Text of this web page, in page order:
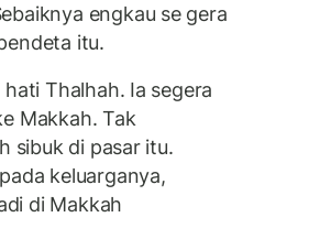
engkau se gera
itu.
Thalhah. Ia segera
Makkah. Tak
sibuk di pasar itu.
keluarganya,
di Makkah